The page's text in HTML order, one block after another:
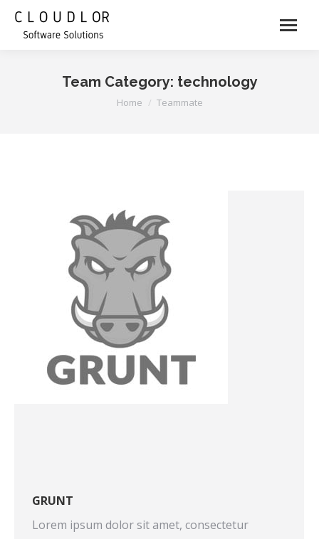
Team Category: technology
You are here:
Home Teammate
GRUNT
Lorem ipsum dolor sit amet, consectetur